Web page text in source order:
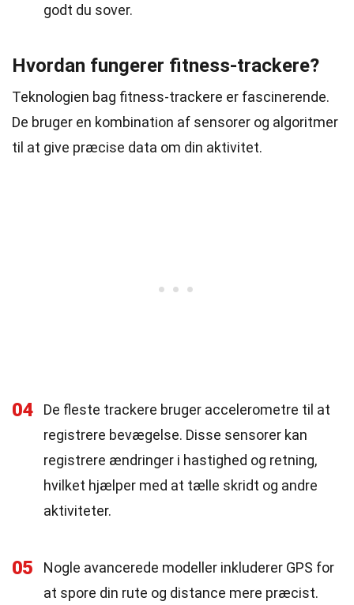
godt du sover.
Hvordan fungerer fitness-trackere?
Teknologien bag fitness-trackere er fascinerende.
De bruger en kombination af sensorer og algoritmer
til at give præcise data om din aktivitet.
04
De fleste trackere bruger accelerometre til at
registrere bevægelse. Disse sensorer kan
registrere ændringer i hastighed og retning,
hvilket hjælper med at tælle skridt og andre
aktiviteter.
05
Nogle avancerede modeller inkluderer GPS for
at spore din rute og distance mere præcist.